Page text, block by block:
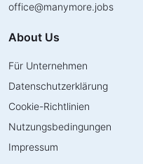
office@manymore.jobs
About Us
Für Unternehmen
Datenschutzerklärung
Cookie-Richtlinien
Nutzungsbedingungen
Impressum